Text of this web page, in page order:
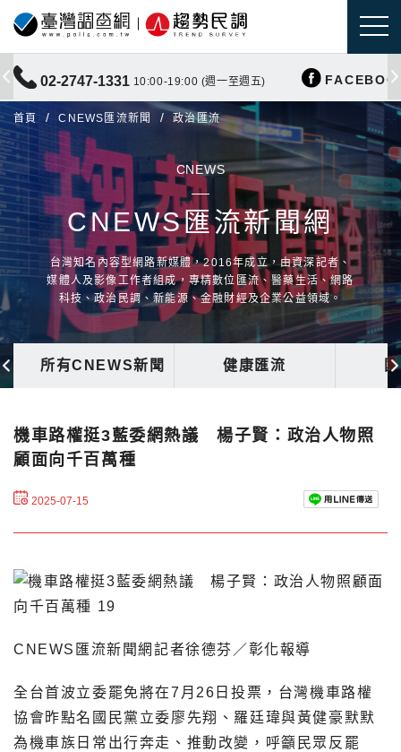
02-2747-1331 10:00-19:00 (週一至週五)
首頁 CNEWS匯流新聞 政治匯流
CNEWS
CNEWS匯流新聞網
台灣知名內容型網路新媒體，2016年成立，由資深記者、
媒體人及影像工作者組成，專精數位匯流、醫藥生活、網路
科技、政治民調、新能源、金融財經及企業公益領域。
所有CNEWS新聞 健康匯流
機車路權挺3藍委網熱議 楊子賢：政治人物照
顧面向千百萬種
2025-07-15
CNEWS匯流新聞網記者徐德芬／彰化報導
全台首波立委罷免將在7月26日投票，台灣機車路權
協會昨點名國民黨立委廖先翔、羅廷瑋與黃健豪默默
為機車族日常出行奔走、推動改變，呼籲民眾反罷